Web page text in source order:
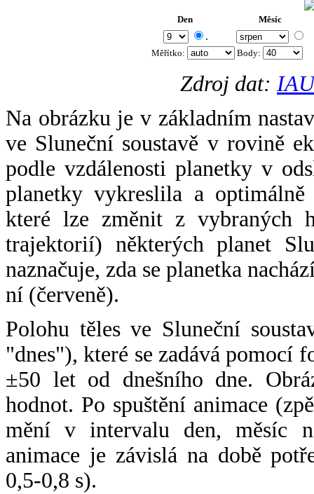
Den Měsíc
.
Měřítko: Body:
Zdroj dat:
Na obrázku je v základním
ve Sluneční soustavě v rovině
podle vzdálenosti planetky v
planetky vykreslila a
které lze změnit z vybraných
trajektorií) některých planet
naznačuje, zda se planetka
ní (červeně).
Polohu těles ve Sluneční
"dnes"), které se zadává pomocí
±50 let od dnešního dne.
hodnot. Po spuštění animace
mění v intervalu den, měsíc
animace je závislá na době
0,5-0,8 s).